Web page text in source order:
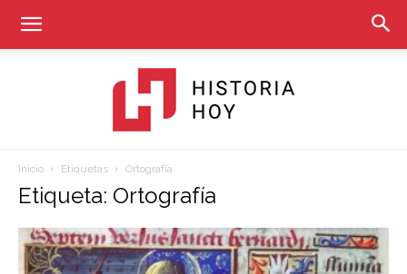
Hoy
Inicio Etiquetas Ortografía
Etiqueta: Ortografía